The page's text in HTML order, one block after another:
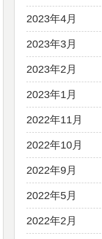
2023年4月
2023年3月
2023年2月
2023年1月
2022年11月
2022年10月
2022年9月
2022年5月
2022年2月